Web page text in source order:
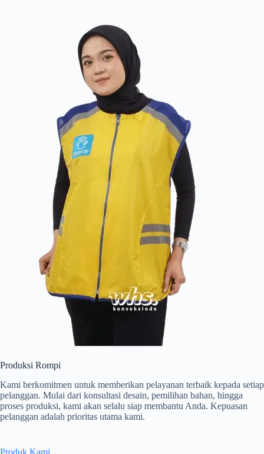
Produksi Rompi
Kami berkomitmen untuk memberikan pelayanan terbaik kepada setiap
pelanggan. Mulai dari konsultasi desain, pemilihan bahan, hingga
proses produksi, kami akan selalu siap membantu Anda. Kepuasan
pelanggan adalah prioritas utama kami.
Produk Kami